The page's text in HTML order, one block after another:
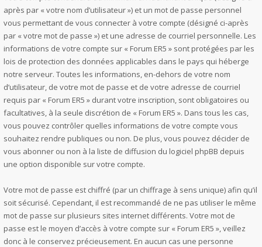
après par « votre nom d’utilisateur ») et un mot de passe personnel
vous permettant de vous connecter à votre compte (désigné ci-après
par « votre mot de passe ») et une adresse de courriel personnelle. Les
informations de votre compte sur « Forum ER5 » sont protégées par les
lois de protection des données applicables dans le pays qui héberge
notre serveur. Toutes les informations, en-dehors de votre nom
d’utilisateur, de votre mot de passe et de votre adresse de courriel
requis par « Forum ER5 » durant votre inscription, sont obligatoires ou
facultatives, à la seule discrétion de « Forum ER5 ». Dans tous les cas,
vous pouvez contrôler quelles informations de votre compte vous
souhaitez rendre publiques ou non. De plus, vous pouvez décider de
vous abonner ou non à la liste de diffusion du logiciel phpBB depuis
une option disponible sur votre compte.
Votre mot de passe est chiffré (par un chiffrage à sens unique) afin qu’il
soit sécurisé. Cependant, il est recommandé de ne pas utiliser le même
mot de passe sur plusieurs sites internet différents. Votre mot de
passe est le moyen d’accès à votre compte sur « Forum ER5 », veillez
donc à le conservez précieusement. En aucun cas une personne